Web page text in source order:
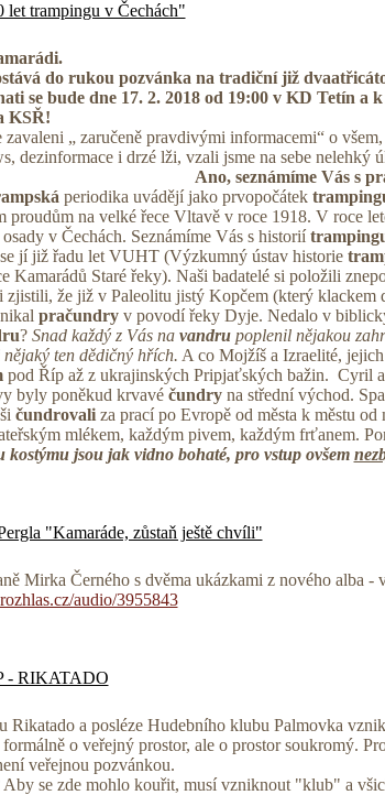
let trampingu v Čechách"
do rukou pozvánka na tradiční již
se bude dne 17. 2. 2018 od 19:00 v KD Tetín a
KSŘ!
„ zaručeně pravdivými informacemi“ o
dezinformace i drzé lži, vzali jsme na sebe nelehký
Ano, seznámíme Vás s
periodika uvádějí jako prvopočátek
proudům na velké řece Vltavě v roce 1918. V roce
v Čechách. Seznámíme Vás s historií
jí již řadu let VUHT (Výzkumný ústav historie
Kamarádů Staré řeky). Naši badatelé si položili
že již v Paleolitu jistý Kopčem (který klackem
pračundryv povodí řeky Dyje. Nedalo v
? Snad každý z Vás na vandrupoplenil nějakou
ten dědičný hřích. A co Mojžíš a Izraelité,
pod Říp až z ukrajinských Pripjaťských bažin. Cyril
byly poněkud krvavé čundryna střední východ.
čundrovaliza prací po Evropě od města k městu
mlékem, každým pivem, každým frťanem.
kostýmu jsou jak vidno bohaté, pro vstup ovšem
"Kamaráde, zůstaň ještě chvíli"
Mirka Černého s dvěma ukázkami z nového alba -
audio/3955843
- RIKATADO
Rikatado a posléze Hudebního klubu Palmovka
formálně o veřejný prostor, ale o prostor soukromý.
veřejnou pozvánkou.
Aby se zde mohlo kouřit, musí vzniknout "klub" a